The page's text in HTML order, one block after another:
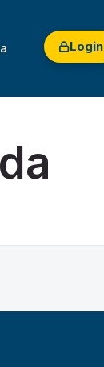
Login